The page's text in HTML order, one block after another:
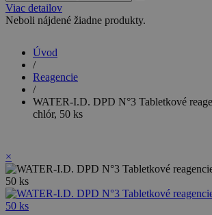
Viac detailov
Neboli nájdené žiadne produkty.
Úvod
/
Reagencie
/
WATER-I.D. DPD N°3 Tabletkové
chlór, 50 ks
×